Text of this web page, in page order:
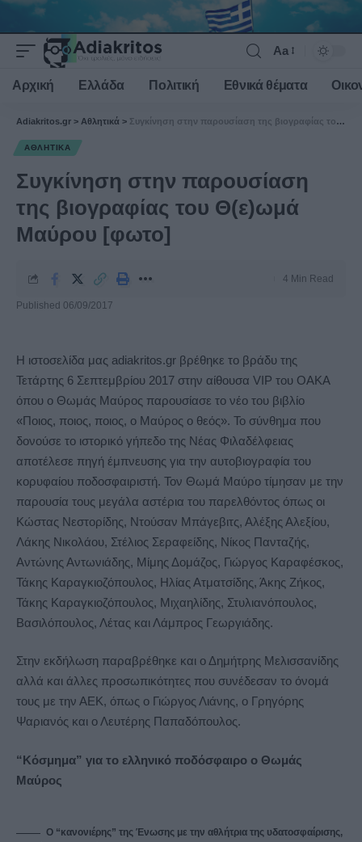
Font
Resizer
Aa
Αρχική Ελλάδα Πολιτική Εθνικά θέματα
Adiakritos.gr > Αθλητικά > Συγκίνηση στην παρουσίαση της βιογραφίας του Θ(ε)ωμά Μαύρου [φωτο]
ΑΘΛΗΤΙΚΆ
Συγκίνηση στην παρουσίαση
της βιογραφίας του Θ(ε)ωμά
Μαύρου [φωτο]
Published 06/09/2017
4 Min Read
Η ιστοσελίδα μας adiakritos.gr βρέθηκε το βράδυ της
Τετάρτης 6 Σεπτεμβρίου 2017 στην αίθουσα VIP του ΟΑΚΑ
όπου ο Θωμάς Μαύρος παρουσίασε το νέο του βιβλίο
«Ποιος, ποιος, ποιος, ο Μαύρος ο θεός». Το σύνθημα που
δονούσε το ιστορικό γήπεδο της Νέας Φιλαδέλφειας
αποτέλεσε πηγή έμπνευσης για την αυτοβιογραφία του
κορυφαίου ποδοσφαιριστή. Τον Θωμά Μαύρο τίμησαν με την
παρουσία τους μεγάλα αστέρια του παρελθόντος όπως οι
Κώστας Νεστορίδης, Ντούσαν Μπάγεβιτς, Αλέξης Αλεξίου,
Λάκης Νικολάου, Στέλιος Σεραφείδης, Νίκος Πανταζής,
Αντώνης Αντωνιάδης, Μίμης Δομάζος, Γιώργος Καραφέσκος,
Τάκης Καραγκιοζόπουλος, Ηλίας Ατματσίδης, Άκης Zήκος,
Τάκης Καραγκιοζόπουλος, Μιχαηλίδης, Στυλιανόπουλος,
Βασιλόπουλος, Λέτας και Λάμπρος Γεωργιάδης.
Στην εκδήλωση παραβρέθηκε και ο Δημήτρης Μελισσανίδης
αλλά και άλλες προσωπικότητες που συνέδεσαν το όνομά
τους με την ΑΕΚ, όπως ο Γιώργος Λιάνης, ο Γρηγόρης
Ψαριανός και ο Λευτέρης Παπαδόπουλος.
“Κόσμημα” για το ελληνικό ποδόσφαιρο ο Θωμάς
Μαύρος
Ο “κανονιέρης” της Ένωσης με την αθλήτρια της υδατοσφαίρισης,